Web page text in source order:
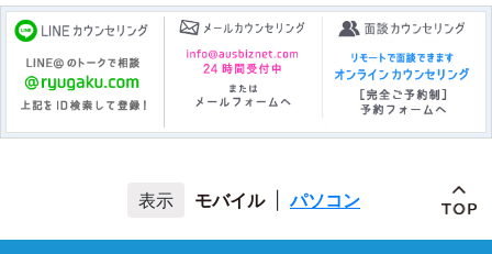
モバイル パソコン